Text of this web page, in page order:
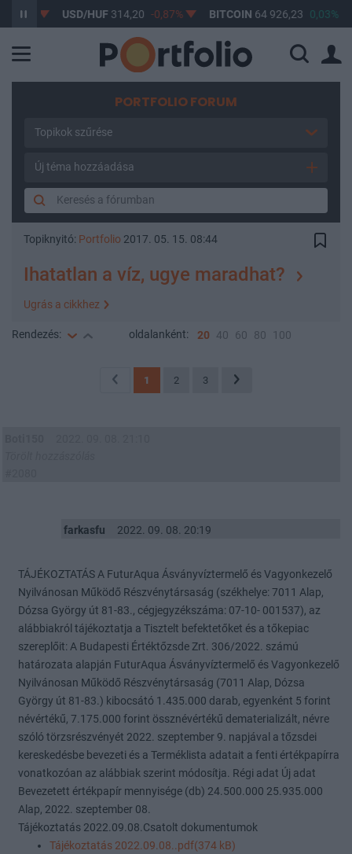
USD/HUF314,20 -0,87% BITCOIN64 926,23 0,03%
PORTFOLIO FORUM
Topikok szűrése
Új téma hozzáadása
Topiknyitó: Portfolio 2017. 05. 15. 08:44
Ihatatlan a víz, ugye maradhat?
Ugrás a cikkhez
Rendezés: oldalanként: 20 40 60 80 100
1 2 3
farkasfu 2022. 09. 08. 20:19
TÁJÉKOZTATÁS A FuturAqua Ásványvíztermelő és Vagyonkezelő
Nyilvánosan Működő Részvénytársaság (székhelye: 7011 Alap,
Dózsa György út 81-83., cégjegyzékszáma: 07-10- 001537), az
alábbiakról tájékoztatja a Tisztelt befektetőket és a tőkepiac
szereplőit: A Budapesti Értéktőzsde Zrt. 306/2022. számú
határozata alapján FuturAqua Ásványvíztermelő és Vagyonkezelő
Nyilvánosan Működő Részvénytársaság (7011 Alap, Dózsa
György út 81-83.) kibocsátó 1.435.000 darab, egyenként 5 forint
névértékű, 7.175.000 forint össznévértékű dematerializált, névre
szóló törzsrészvényét 2022. szeptember 9. napjával a tőzsdei
kereskedésbe bevezeti és a Terméklista adatait a fenti értékpapírra
vonatkozóan az alábbiak szerint módosítja. Régi adat Új adat
Bevezetett értékpapír mennyisége (db) 24.500.000 25.935.000
Alap, 2022. szeptember 08.
Tájékoztatás 2022.09.08.Csatolt dokumentumok
Tájékoztatás 2022.09.08..pdf(374 kB)